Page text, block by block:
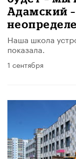
Адамский
Наша школа
показала.
1 сентября